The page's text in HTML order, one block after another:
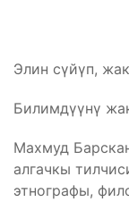
Элин сүйүп,
Билимдүүнү
Махмуд
алгачкы
этнографы,